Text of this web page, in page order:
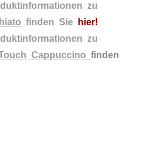
zu
finden Sie hier!
zu
Cappuccino finden